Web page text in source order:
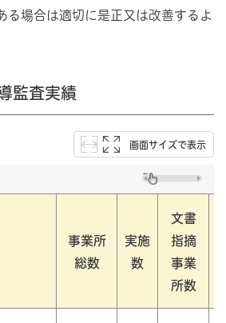
る場合は適切に是正又は改善するよ
監査実績
画面サイズで表示
事業所
総数
実施
数
文書
指摘
事業
所数